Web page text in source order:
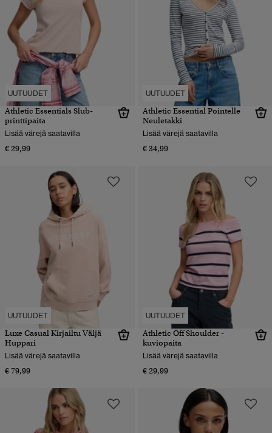
UUTUUDET
Athletic Essentials Slub-
printtipaita
Lisää värejä saatavilla
€ 29,99
UUTUUDET
Athletic Essential Pointelle
Neuletakki
Lisää värejä saatavilla
€ 34,99
UUTUUDET
Luxe Casual Kirjailtu Väljä
Huppari
Lisää värejä saatavilla
€ 79,99
UUTUUDET
Athletic Off Shoulder -
kuviopaita
Lisää värejä saatavilla
€ 29,99